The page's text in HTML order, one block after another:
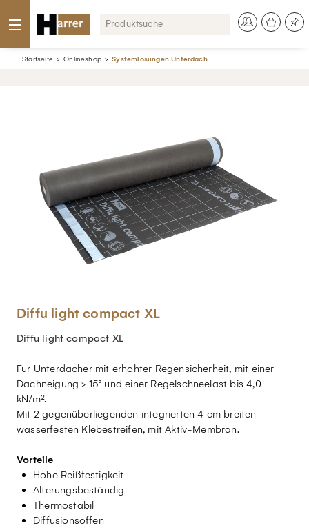
Startseite Onlineshop Systemlösungen Unterdach
Diffu light compact XL
Diffu light compact XL
Für Unterdächer mit erhöhter Regensicherheit, mit einer
Dachneigung > 15° und einer Regelschneelast bis 4,0
kN/m².
Mit 2 gegenüberliegenden integrierten 4 cm breiten
wasserfesten Klebestreifen, mit Aktiv-Membran.
Vorteile
Hohe Reißfestigkeit
Alterungsbeständig
Thermostabil
Diffusionsoffen